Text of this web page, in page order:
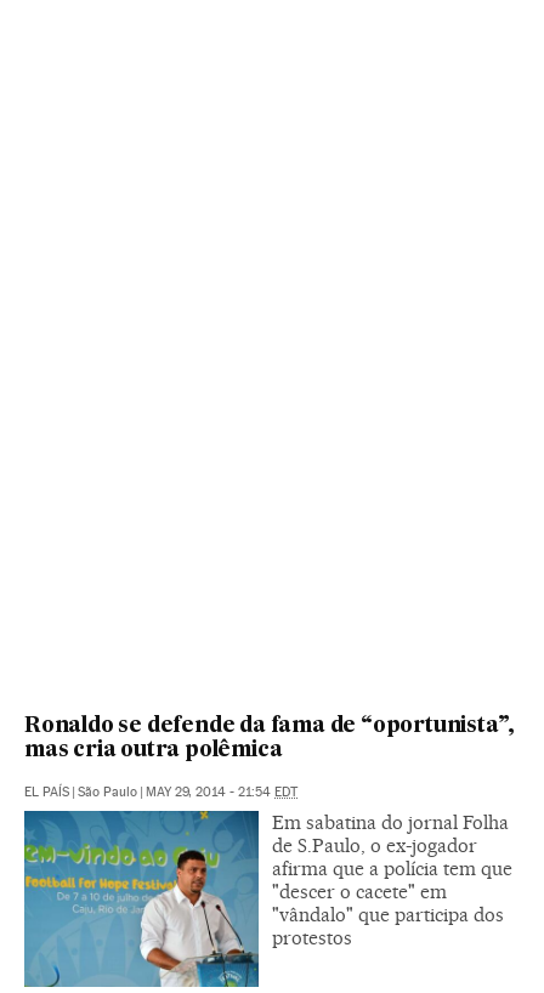
Ronaldo se defende da fama de “oportunista”,
mas cria outra polêmica
EL PAÍS | São Paulo | MAY 29, 2014 - 21:54 EDT
Em sabatina do jornal Folha
de S.Paulo, o ex-jogador
afirma que a polícia tem que
"descer o cacete" em
"vândalo" que participa dos
protestos